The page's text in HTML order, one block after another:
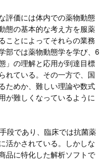
評価には体内での薬物動態
態の基本的な考え方を服薬
ことによってそれらの業務
部では薬物動態学を学び、6
」の理解と応用が到達目標
れている。その一方で、国
ためか、難しい理論や数式
が難しくなっているように
段であり、臨床では抗菌薬
活かされている。しかしな
品に特化した解析ソフトで